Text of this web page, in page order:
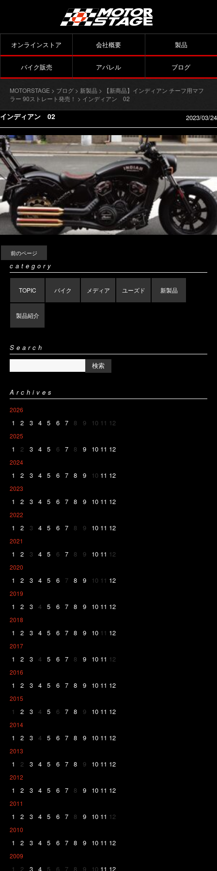
オンラインストア 会社概要 製品
バイク販売 アパレル ブログ
MOTORSTAGE > ブログ > 新製品 >
【新商品】インディアン チーフ用マフ
ラー 90ストレート発売！ > インディアン 02
インディアン 02 2023/03/24
前のページ
category
TOPIC バイク メディア ユーズド 新製品
製品紹介
Search
Archives
2026
1 2 3 4 5 6 7 8 9 10 11 12
2025
1 2 3 4 5 6 7 8 9 10 11 12
2024
1 2 3 4 5 6 7 8 9 10 11 12
2023
1 2 3 4 5 6 7 8 9 10 11 12
2022
1 2 3 4 5 6 7 8 9 10 11 12
2021
1 2 3 4 5 6 7 8 9 10 11 12
2020
1 2 3 4 5 6 7 8 9 10 11 12
2019
1 2 3 4 5 6 7 8 9 10 11 12
2018
1 2 3 4 5 6 7 8 9 10 11 12
2017
1 2 3 4 5 6 7 8 9 10 11 12
2016
1 2 3 4 5 6 7 8 9 10 11 12
2015
1 2 3 4 5 6 7 8 9 10 11 12
2014
1 2 3 4 5 6 7 8 9 10 11 12
2013
1 2 3 4 5 6 7 8 9 10 11 12
2012
1 2 3 4 5 6 7 8 9 10 11 12
2011
1 2 3 4 5 6 7 8 9 10 11 12
2010
1 2 3 4 5 6 7 8 9 10 11 12
2009
1 2 3 4 5 6 7 8 9 10 11 12